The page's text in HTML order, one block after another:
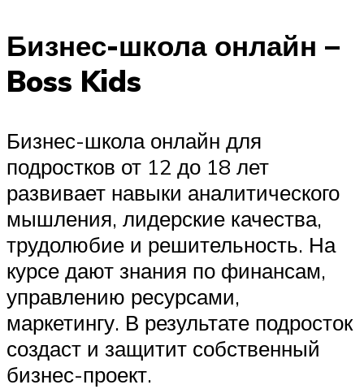
Бизнес-школа онлайн –
Boss Kids
Бизнес-школа онлайн для
подростков от 12 до 18 лет
развивает навыки аналитического
мышления, лидерские качества,
трудолюбие и решительность. На
курсе дают знания по финансам,
управлению ресурсами,
маркетингу. В результате подросток
создаст и защитит собственный
бизнес-проект.